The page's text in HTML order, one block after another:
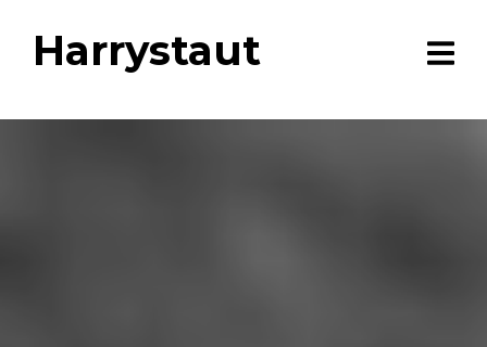
Harrystaut